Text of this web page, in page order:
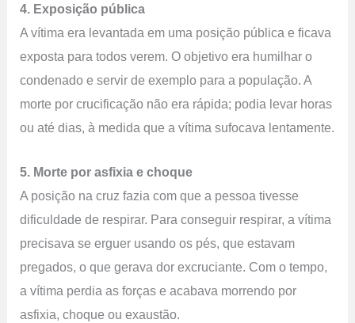
4. Exposição pública
A vítima era levantada em uma posição pública e ficava
exposta para todos verem. O objetivo era humilhar o
condenado e servir de exemplo para a população. A
morte por crucificação não era rápida; podia levar horas
ou até dias, à medida que a vítima sufocava lentamente.
5. Morte por asfixia e choque
A posição na cruz fazia com que a pessoa tivesse
dificuldade de respirar. Para conseguir respirar, a vítima
precisava se erguer usando os pés, que estavam
pregados, o que gerava dor excruciante. Com o tempo,
a vítima perdia as forças e acabava morrendo por
asfixia, choque ou exaustão.